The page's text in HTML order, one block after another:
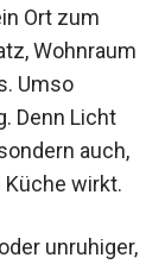
Ort zum
Wohnraum
Umso
Denn Licht
auch,
wirkt.
unruhiger,